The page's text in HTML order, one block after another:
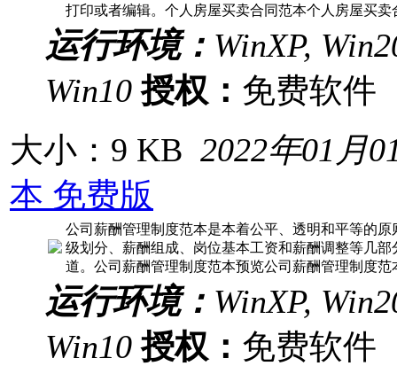
打印或者编辑。个人房屋买卖合同范本个人房屋买卖
运行环境： WinXP,
Win10 授权： 免费软
大小：9 KB 2022年01月
本 免费版
公司薪酬管理制度范本是本着公平、透明和平等的
级划分、薪酬组成、岗位基本工资和薪酬调整等几
道。公司薪酬管理制度范本预览公司薪酬管理制度范
运行环境： WinXP,
Win10 授权： 免费软